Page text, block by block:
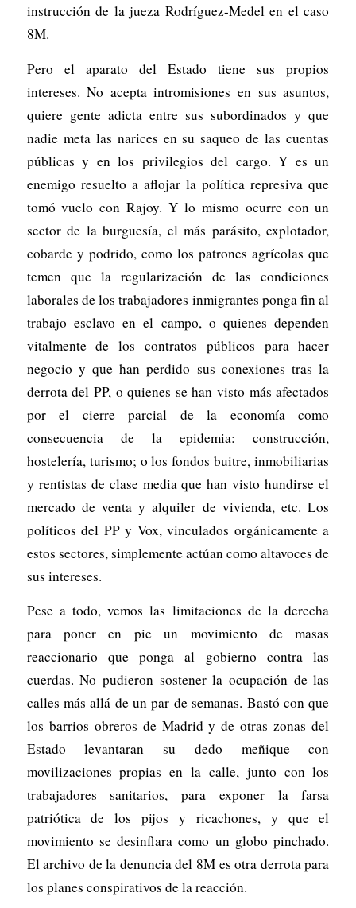
instrucción de la jueza Rodríguez-Medel en el caso
8M.
Pero el aparato del Estado tiene sus propios
intereses. No acepta intromisiones en sus asuntos,
quiere gente adicta entre sus subordinados y que
nadie meta las narices en su saqueo de las cuentas
públicas y en los privilegios del cargo. Y es un
enemigo resuelto a aflojar la política represiva que
tomó vuelo con Rajoy. Y lo mismo ocurre con un
sector de la burguesía, el más parásito, explotador,
cobarde y podrido, como los patrones agrícolas que
temen que la regularización de las condiciones
laborales de los trabajadores inmigrantes ponga fin al
trabajo esclavo en el campo, o quienes dependen
vitalmente de los contratos públicos para hacer
negocio y que han perdido sus conexiones tras la
derrota del PP, o quienes se han visto más afectados
por el cierre parcial de la economía como
consecuencia de la epidemia: construcción,
hostelería, turismo; o los fondos buitre, inmobiliarias
y rentistas de clase media que han visto hundirse el
mercado de venta y alquiler de vivienda, etc. Los
políticos del PP y Vox, vinculados orgánicamente a
estos sectores, simplemente actúan como altavoces de
sus intereses.
Pese a todo, vemos las limitaciones de la derecha
para poner en pie un movimiento de masas
reaccionario que ponga al gobierno contra las
cuerdas. No pudieron sostener la ocupación de las
calles más allá de un par de semanas. Bastó con que
los barrios obreros de Madrid y de otras zonas del
Estado levantaran su dedo meñique con
movilizaciones propias en la calle, junto con los
trabajadores sanitarios, para exponer la farsa
patriótica de los pijos y ricachones, y que el
movimiento se desinflara como un globo pinchado.
El archivo de la denuncia del 8M es otra derrota para
los planes conspirativos de la reacción.